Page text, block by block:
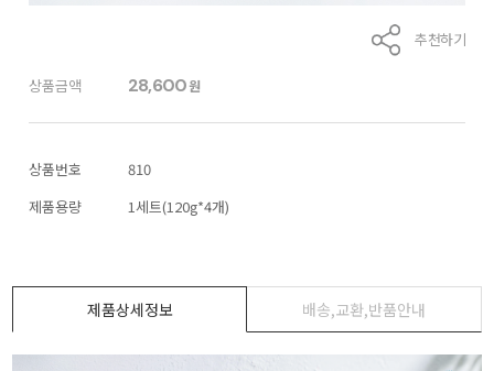
추천하기
상품금액 28,600원
상품번호
810
제품용량
1세트(120g*4개)
제품상세정보 배송,교환,반품안내